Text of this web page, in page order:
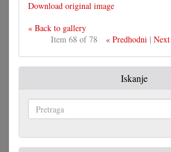
Download original image
« Back to gallery
Item 68 of 78
« Predhodni|
Iskanje